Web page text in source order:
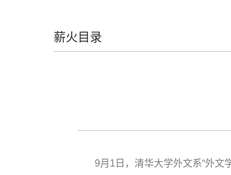
薪火目录
9月1日，清华大学外文系“外文